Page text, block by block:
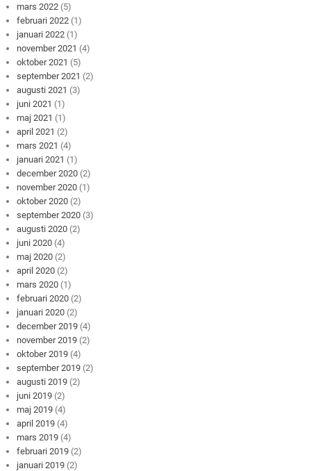
mars 2022 (5)
februari 2022 (1)
januari 2022 (1)
november 2021 (4)
oktober 2021 (5)
september 2021 (2)
augusti 2021 (3)
juni 2021 (1)
maj 2021 (1)
april 2021 (2)
mars 2021 (4)
januari 2021 (1)
december 2020 (2)
november 2020 (1)
oktober 2020 (2)
september 2020 (3)
augusti 2020 (2)
juni 2020 (4)
maj 2020 (2)
april 2020 (2)
mars 2020 (1)
februari 2020 (2)
januari 2020 (2)
december 2019 (4)
november 2019 (2)
oktober 2019 (4)
september 2019 (2)
augusti 2019 (2)
juni 2019 (2)
maj 2019 (4)
april 2019 (4)
mars 2019 (4)
februari 2019 (2)
januari 2019 (2)